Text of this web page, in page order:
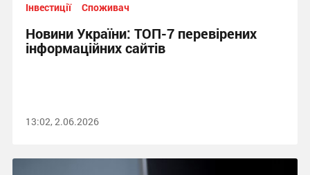
Інвестиції Споживач
Новини України: ТОП-7 перевірених
інформаційних сайтів
13:02, 2.06.2026